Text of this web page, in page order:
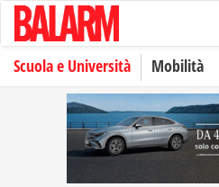
Scuola e Università Mobilità